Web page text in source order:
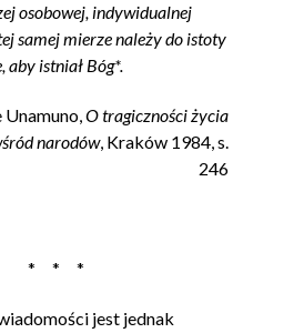
osobowej, indywidualnej
samej mierze należy do istoty
aby istniał Bóg*.
O tragiczności życia
narodów, Kraków 1984, s.
246
* * *
jest jednak